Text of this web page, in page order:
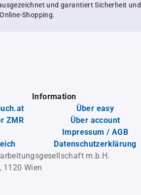
und garantiert Sicherheit und
Shopping.
ZMR
Information
Über easy
Über account
Impressum / AGB
Datenschutzerklärung
m.b.H.
1120 Wien